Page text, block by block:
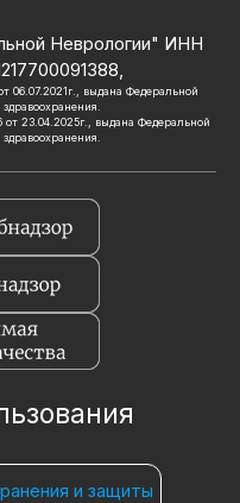
Неврологии" ИНН
06.07.2021г., выдана Федеральной
от 23.04.2025г., выдана Федеральной
и защиты